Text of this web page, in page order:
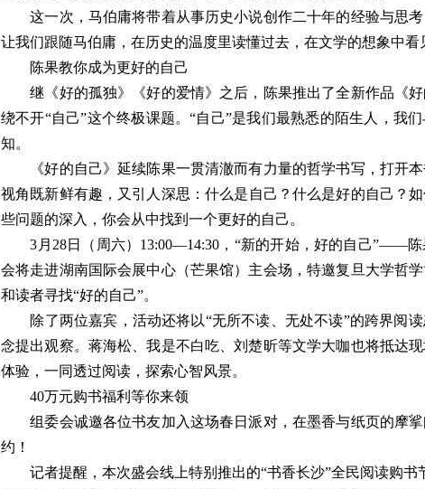
这一次，马伯庸将带着从事历史小说创作二十年的经验与思考
让我们跟随马伯庸，在历史的温度里读懂过去，在文学的想象中看
陈果教你成为更好的自己
继《好的孤独》《好的爱情》之后，陈果推出了全新作品《好
绕不开“自己”这个终极课题。“自己”是我们最熟悉的陌生人，我
知。
《好的自己》延续陈果一贯清澈而有力量的哲学书写，打开本
视角既新鲜有趣，又引人深思：什么是自己？什么是好的自己？
些问题的深入，你会从中找到一个更好的自己。
3月28日（周六）13:00—14:30，“新的开始，好的自己”——陈
会将走进湖南国际会展中心（芒果馆）主会场，特邀复旦大学哲
和读者寻找“好的自己”。
除了两位嘉宾，活动还将以“无所不读、无处不读”的跨界阅读
念提出观察。蒋海松、我是不白吃、刘楚昕等文学大咖也将抵达
体验，一同透过阅读，探索心智风景。
40万元购书福利等你来领
组委会诚邀各位书友加入这场春日派对，在墨香与纸页的摩挲
约！
记者提醒，本次盛会线上特别推出的“书香长沙”全民阅读购书